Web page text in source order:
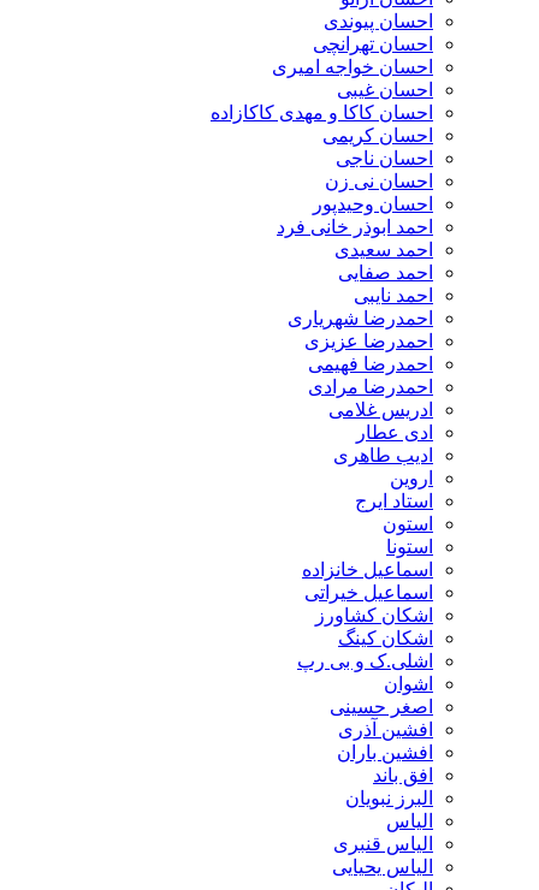
احسان پیوندی
احسان تهرانچی
احسان خواجه امیری
احسان غیبی
احسان کاکا و مهدی کاکازاده
احسان کریمی
احسان ناجی
احسان نی زن
احسان وحیدپور
احمد ابوذر خانی فرد
احمد سعیدی
احمد صفایی
احمد نایبی
احمدرضا شهریاری
احمدرضا عزیزی
احمدرضا فهیمی
احمدرضا مرادی
ادریس غلامی
ادی عطار
ادیب طاهری
اروین
استاد ایرج
استون
استونا
اسماعیل خانزاده
اسماعیل خیراتی
اشکان کشاورز
اشکان کینگ
اشلی.ک و بی رپ
اشوان
اصغر حسینی
افشین آذری
افشین باران
افق باند
البرز نبویان
الیاس
الیاس قنبرى
الیاس یحیایی